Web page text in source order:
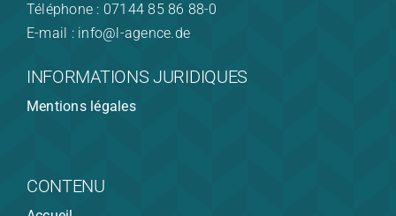
Téléphone : 07144 85 86 88-0
E-mail : info@l-agence.de
INFORMATIONS JURIDIQUES
Mentions légales
CONTENU